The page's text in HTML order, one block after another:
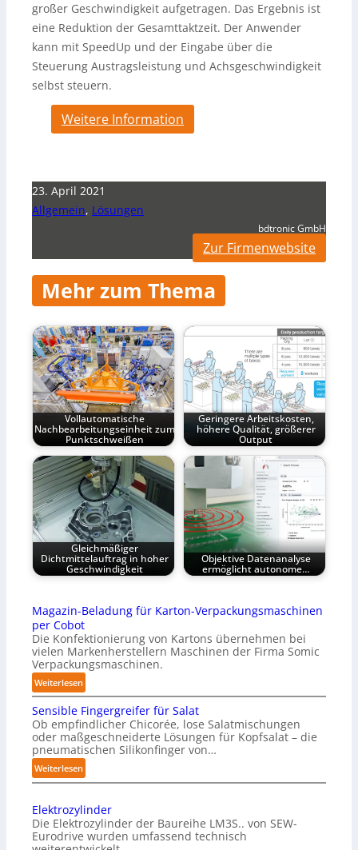
großer Geschwindigkeit aufgetragen. Das Ergebnis ist
eine Reduktion der Gesamttaktzeit. Der Anwender
kann mit SpeedUp und der Eingabe über die
Steuerung Austragsleistung und Achsgeschwindigkeit
selbst steuern.
Weitere Information
23. April 2021
Allgemein, Lösungen
bdtronic GmbH
Zur Firmenwebsite
Mehr zum Thema
Vollautomatische
Nachbearbeitungseinheit zum
Punktschweißen
Geringere Arbeitskosten,
höhere Qualität, größerer
Output
Gleichmäßiger
Dichtmittelauftrag in hoher
Geschwindigkeit
Objektive Datenanalyse
ermöglicht autonome…
Magazin-Beladung für Karton-Verpackungsmaschinen
per Cobot
Die Konfektionierung von Kartons übernehmen bei
vielen Markenherstellern Maschinen der Firma Somic
Verpackungsmaschinen.
Weiterlesen:
M
a
g
a
z
i
n
-
B
e
Sensible Fingergreifer für Salat
Ob empfindlicher Chicorée, lose Salatmischungen
oder maßgeschneiderte Lösungen für Kopfsalat – die
pneumatischen Silikonfinger von…
Weiterlesen:
S
n
s
i
Elektrozylinder
Die Elektrozylinder der Baureihe LM3S.. von SEW-
Eurodrive wurden umfassend technisch